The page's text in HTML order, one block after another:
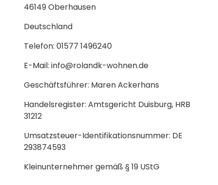
46149 Oberhausen
Deutschland
Telefon: 01577 1496240
E-Mail: info@rolandk-wohnen.de
Geschäftsführer: Maren Ackerhans
Handelsregister: Amtsgericht Duisburg, HRB
31212
Umsatzsteuer-Identifikationsnummer: DE
293874593
Kleinunternehmer gemäß § 19 UStG